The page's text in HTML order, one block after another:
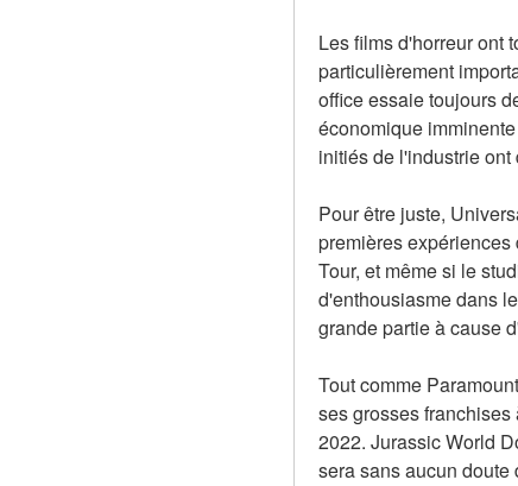
Les films d'horreur ont
particulièrement
office essaie toujours
économique
initiés de l'industrie
Pour être juste,
premières
Tour, et même si le
d'enthousiasme dans
grande partie à cause
Tout comme
ses grosses
2022. Jurassic World
sera sans aucun